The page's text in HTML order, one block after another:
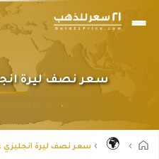
سعر نصف ليرة انجليزي
🌍 سعر نصف ليرة انجليزي عيار 24